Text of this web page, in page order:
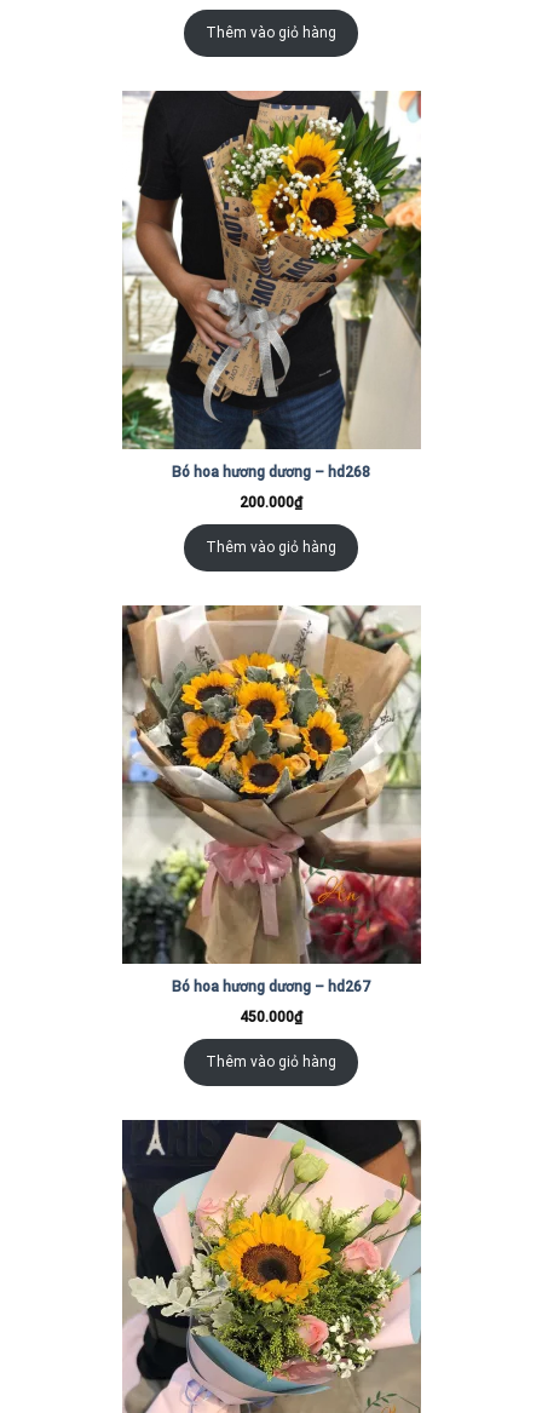
Thêm vào giỏ hàng
Bó hoa hương dương – hd268
200.000₫
Thêm vào giỏ hàng
Bó hoa hương dương – hd267
450.000₫
Thêm vào giỏ hàng